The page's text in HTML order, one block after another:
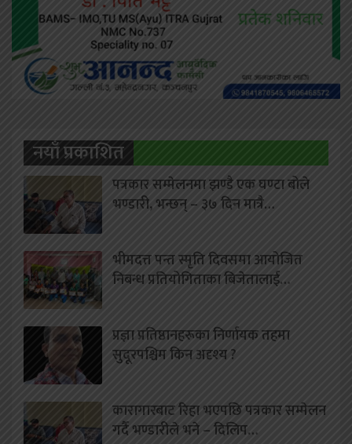
नयाँ प्रकाशित
पत्रकार सम्मेलनमा झण्डै एक घण्टा बोले
भण्डारी, भन्छन् – ३७ दिन मात्रै…
भीमदत्त पन्त स्मृति दिवसमा आयोजित
निबन्ध प्रतियोगिताका बिजेतालाई…
प्रज्ञा प्रतिष्ठानहरूका निर्णायक तहमा
सुदूरपश्चिम किन अदृश्य ?
कारागारबाट रिहा भएपछि पत्रकार सम्मेलन
गर्दै भण्डारीले भने – दिलिप…